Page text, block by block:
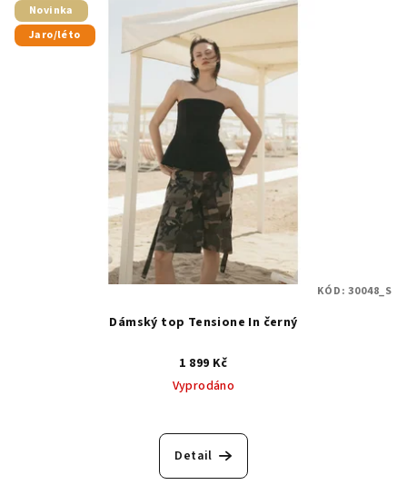
Novinka
Jaro/léto
Dámský top Tensione In černý
1 899 Kč
Vyprodáno
Detail
KÓD:30048_S